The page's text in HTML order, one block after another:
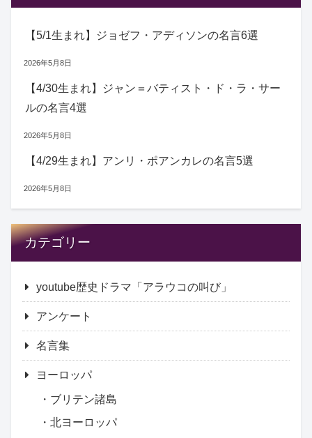
【5/1生まれ】ジョゼフ・アディソンの名言6選
2026年5月8日
【4/30生まれ】ジャン＝バティスト・ド・ラ・サー
ルの名言4選
2026年5月8日
【4/29生まれ】アンリ・ポアンカレの名言5選
2026年5月8日
カテゴリー
youtube歴史ドラマ「アラウコの叫び」
アンケート
名言集
ヨーロッパ
ブリテン諸島
北ヨーロッパ